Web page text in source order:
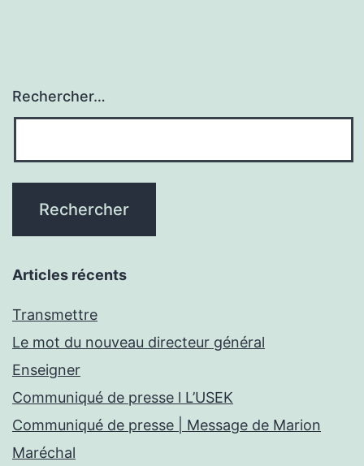
Rechercher…
Articles récents
Transmettre
Le mot du nouveau directeur général
Enseigner
Communiqué de presse l L’USEK
Communiqué de presse | Message de Marion
Maréchal